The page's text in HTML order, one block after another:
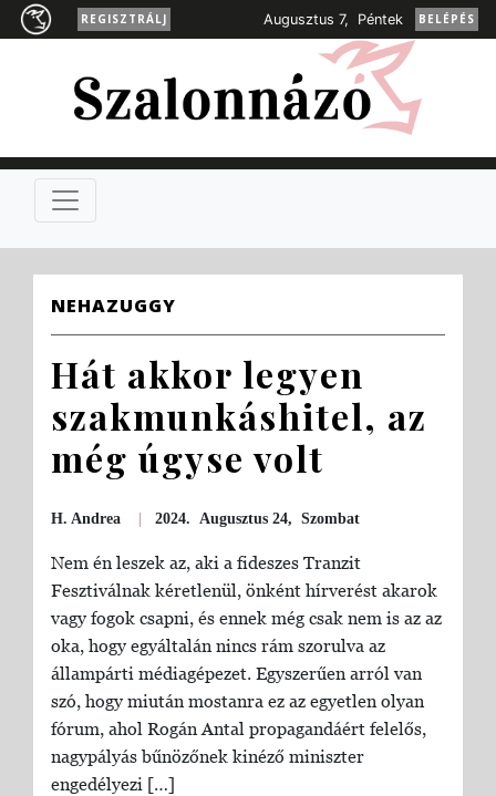
REGISZTRÁLJ Augusztus 7, Péntek BELÉPÉS
NEHAZUGGY
Hát akkor legyen
szakmunkáshitel, az
még úgyse volt
H. Andrea 2024. Augusztus 24, Szombat
Nem én leszek az, aki a fideszes Tranzit
Fesztiválnak kéretlenül, önként hírverést akarok
vagy fogok csapni, és ennek még csak nem is az az
oka, hogy egyáltalán nincs rám szorulva az
állampárti médiagépezet. Egyszerűen arról van
szó, hogy miután mostanra ez az egyetlen olyan
fórum, ahol Rogán Antal propagandáért felelős,
nagypályás bűnözőnek kinéző miniszter
engedélyezi […]